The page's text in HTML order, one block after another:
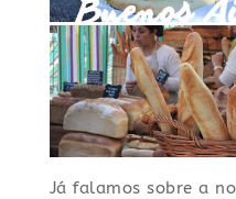
Já falamos sobre a